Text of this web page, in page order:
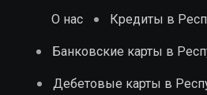
О нас Кредиты в
Банковские карты в
Дебетовые карты в